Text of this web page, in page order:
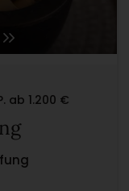
ab 1.200 €